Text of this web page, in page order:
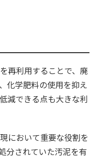
再利用することで、廃
化学肥料の使用を抑え
減できる点も大きな利
において重要な役割を
分されていた汚泥を有